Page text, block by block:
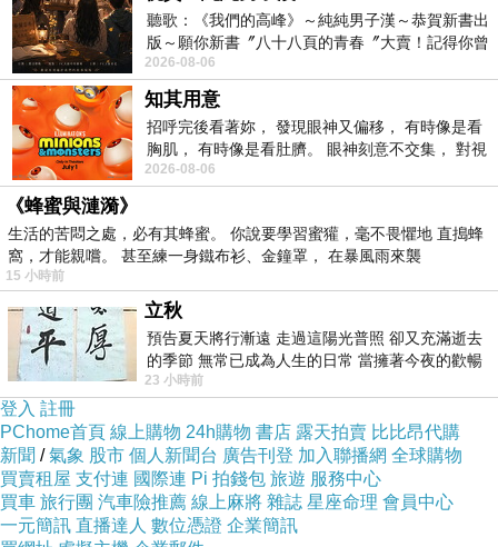
商品網址:
http://www.momoshop.com.tw/goods/GoodsDet
ail.jsp?
i_code=2689586&memid=6000000188&cid=a
puad&oid=1&osm=league
商品訊息功能:
品號：2689586
量身打造，呈現專業且個性風格
側邊全包覆您的手機
專屬TPU軟殼、多功能支架
防刮抗震密合度高
聽歌：《我們的高峰》～純純男子漢～恭賀新書出
版～願你新書〞八十八頁的青春〞大賣！記得你曾
經在我的版留言…「好讚的圖^^感覺大家
2026-08-06
知其用意
招呼完後看著妳， 發現眼神又偏移， 有時像是看
胸肌， 有時像是看肚臍。 眼神刻意不交集， 對視
視線不對齊， 讓我很難不
2026-08-06
《蜂蜜與漣漪》
生活的苦悶之處，必有其蜂蜜。 你說要學習蜜獾，毫不畏懼地 直搗蜂
窩，才能親嚐。 甚至練一身鐵布衫、金鐘罩， 在暴風雨來襲
15 小時前
立秋
預告夏天將行漸遠 走過這陽光普照 卻又充滿逝去
的季節 無常已成為人生的日常 當擁著今夜的歡暢
舒心 轉眼驟成昨日 而明晨 太陽
23 小時前
登入 註冊
PChome首頁 線上購物 24h購物 書店 露天拍賣 比比昂代購
新聞 /氣象 股市 個人新聞台 廣告刊登 加入聯播網 全球購物
買賣租屋 支付連 國際連 Pi 拍錢包 旅遊 服務中心
買車 旅行團 汽車險推薦 線上麻將 雜誌 星座命理 會員中心
一元簡訊 直播達人 數位憑證 企業簡訊